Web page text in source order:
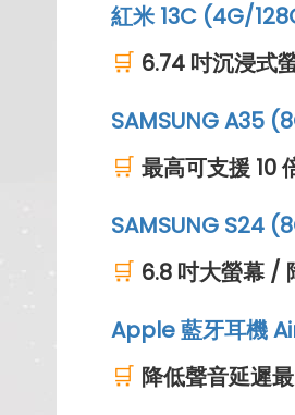
紅米 13C (4G/
🛒 6.74 吋沉浸式
SAMSUNG A35
🛒 最高可支援 10
SAMSUNG S24
🛒 6.8 吋大螢幕 /
Apple 藍牙耳機
🛒 降低聲音延遲